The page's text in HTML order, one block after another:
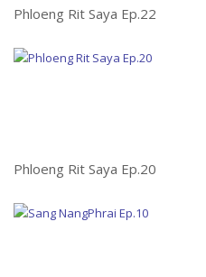
Phloeng Rit Saya Ep.22
Phloeng Rit Saya Ep.20